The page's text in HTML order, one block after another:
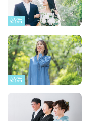
婚活
婚活